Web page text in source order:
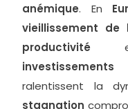
anémique. En
vieillissement de
productivité et
investissements
ralentissent la
stagnation